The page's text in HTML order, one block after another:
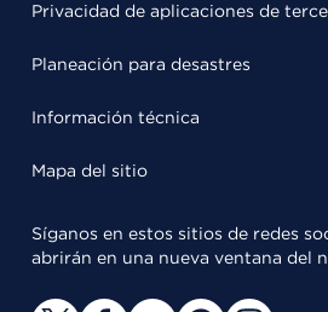
Privacidad de aplicaciones de
Planeación para desastres
Información técnica
Mapa del sitio
Síganos en estos sitios de redes
abrirán en una nueva ventana del